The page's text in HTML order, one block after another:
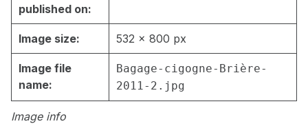
Image info
published on:
Image size: 532 × 800 px
Image file
name:
Bagage-cigogne-Brière-
2011-2.jpg